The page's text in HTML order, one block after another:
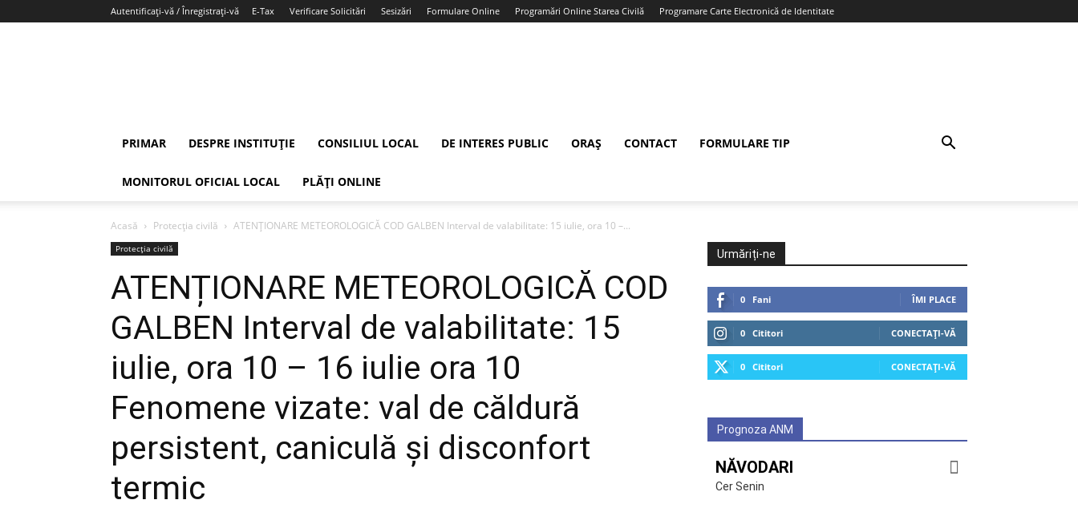
Autentificați-vă / Înregistrați-vă E-Tax Verificare Solicitări Sesizări Formulare Online Programări Online Starea Civilă Programare Carte Electronică de Identitate
PRIMAR DESPRE INSTITUȚIE CONSILIUL LOCAL DE INTERES PUBLIC ORAȘ CONTACT FORMULARE TIP
MONITORUL OFICIAL LOCAL PLĂȚI ONLINE
Acasă Protecția civilă ATENȚIONARE METEOROLOGICĂ COD GALBEN Interval de valabilitate: 15 iulie, ora 10 –...
Protecția civilă
ATENȚIONARE METEOROLOGICĂ COD
GALBEN Interval de valabilitate: 15
iulie, ora 10 – 16 iulie ora 10
Fenomene vizate: val de căldură
persistent, caniculă și disconfort
termic
Urmăriți-ne
0 Fani ÎMI PLACE
0 Cititori CONECTAȚI-VĂ
0 Cititori CONECTAȚI-VĂ
Prognoza ANM
NĂVODARI
Cer Senin